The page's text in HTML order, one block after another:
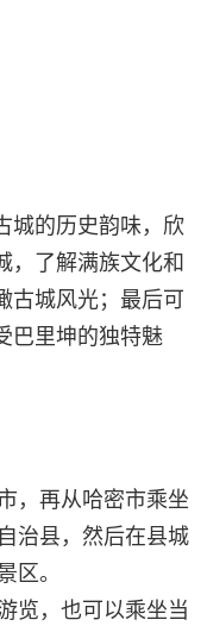
城的历史韵味，欣
，了解满族文化和
古城风光；最后可
巴里坤的独特魅
，再从哈密市乘坐
治县，然后在县城
区。
览，也可以乘坐当